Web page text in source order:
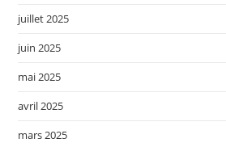
juillet 2025
juin 2025
mai 2025
avril 2025
mars 2025